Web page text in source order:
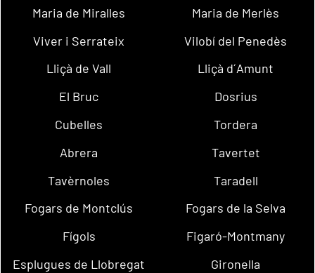
Maria de Miralles
Maria de Merlès
Viver i Serrateix
Vilobí del Penedès
Lliçà de Vall
Lliçà d´Amunt
El Bruc
Dosrius
Cubelles
Tordera
Abrera
Tavertet
Tavèrnoles
Taradell
Fogars de Montclús
Fogars de la Selva
Fígols
Figaró-Montmany
Esplugues de Llobregat
Gironella